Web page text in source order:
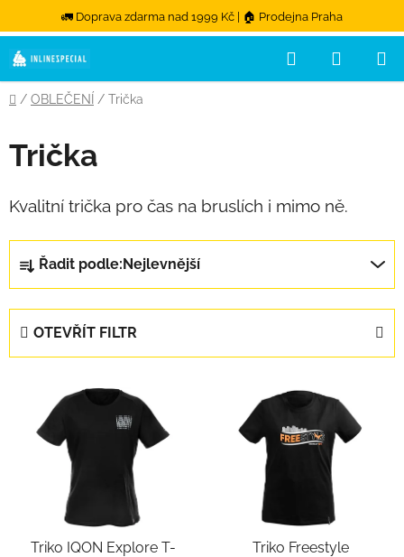
🚛 Doprava zdarma nad 1999 Kč | 🏠 Prodejna Praha
Přejít na obsah
Hledat
Domů
/ OBLEČENÍ / Trička
Trička
Kvalitní trička pro čas na bruslích i mimo ně.
Řazení produktů
Řadit podle: Nejlevnější
OTEVŘÍT FILTR
Výpis produktů
Triko IQON Explore T-
Triko Freestyle